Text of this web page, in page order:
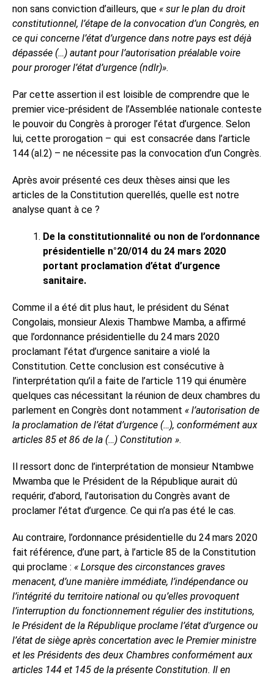
non sans conviction d’ailleurs, que « sur le plan du droit
constitutionnel, l’étape de la convocation d’un Congrès, en
ce qui concerne l’état d’urgence dans notre pays est déjà
dépassée (…) autant pour l’autorisation préalable voire
pour proroger l’état d’urgence (ndlr)».
Par cette assertion il est loisible de comprendre que le
premier vice-président de l’Assemblée nationale conteste
le pouvoir du Congrès à proroger l’état d’urgence. Selon
lui, cette prorogation – qui est consacrée dans l’article
144 (al.2) – ne nécessite pas la convocation d’un Congrès.
Après avoir présenté ces deux thèses ainsi que les
articles de la Constitution querellés, quelle est notre
analyse quant à ce ?
De la constitutionnalité ou non de l’ordonnance
présidentielle n°20/014 du 24 mars 2020
portant proclamation d’état d’urgence
sanitaire.
Comme il a été dit plus haut, le président du Sénat
Congolais, monsieur Alexis Thambwe Mamba, a affirmé
que l’ordonnance présidentielle du 24 mars 2020
proclamant l’état d’urgence sanitaire a violé la
Constitution. Cette conclusion est consécutive à
l’interprétation qu’il a faite de l’article 119 qui énumère
quelques cas nécessitant la réunion de deux chambres du
parlement en Congrès dont notamment « l’autorisation de
la proclamation de l’état d’urgence (…), conformément aux
articles 85 et 86 de la (…) Constitution ».
Il ressort donc de l’interprétation de monsieur Ntambwe
Mwamba que le Président de la République aurait dû
requérir, d’abord, l’autorisation du Congrès avant de
proclamer l’état d’urgence. Ce qui n’a pas été le cas.
Au contraire, l’ordonnance présidentielle du 24 mars 2020
fait référence, d’une part, à l’article 85 de la Constitution
qui proclame : « Lorsque des circonstances graves
menacent, d’une manière immédiate, l’indépendance ou
l’intégrité du territoire national ou qu’elles provoquent
l’interruption du fonctionnement régulier des institutions,
le Président de la République proclame l’état d’urgence ou
l’état de siège après concertation avec le Premier ministre
et les Présidents des deux Chambres conformément aux
articles 144 et 145 de la présente Constitution. Il en